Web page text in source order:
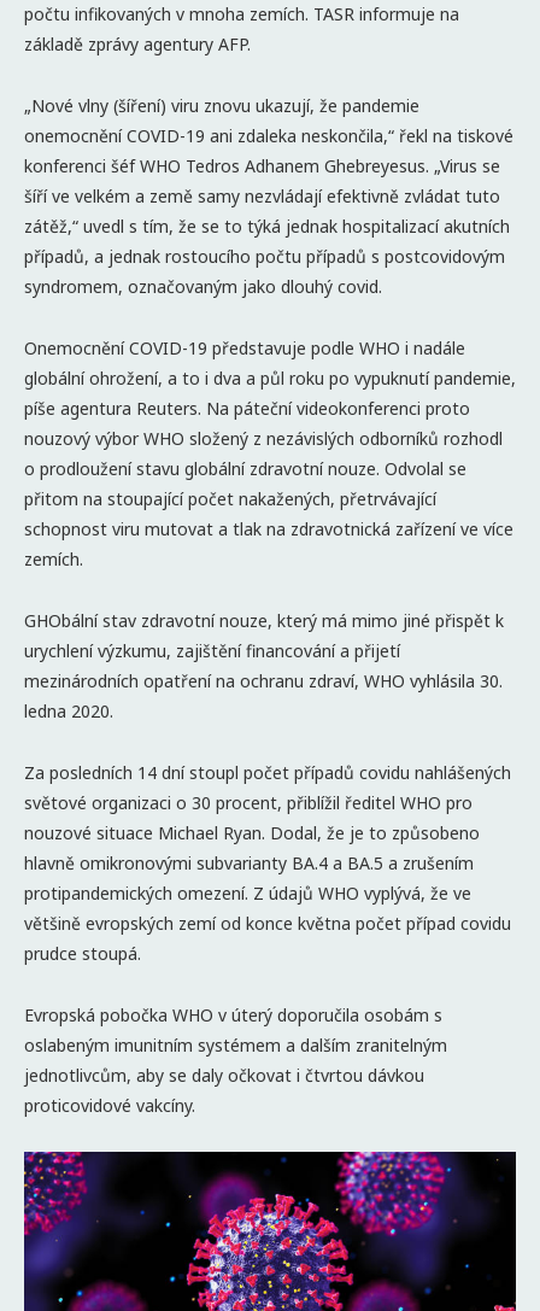
počtu infikovaných v mnoha zemích. TASR informuje na
základě zprávy agentury AFP.
„Nové vlny (šíření) viru znovu ukazují, že pandemie
onemocnění COVID-19 ani zdaleka neskončila,“ řekl na tiskové
konferenci šéf WHO Tedros Adhanem Ghebreyesus. „Virus se
šíří ve velkém a země samy nezvládají efektivně zvládat tuto
zátěž,“ uvedl s tím, že se to týká jednak hospitalizací akutních
případů, a jednak rostoucího počtu případů s postcovidovým
syndromem, označovaným jako dlouhý covid.
Onemocnění COVID-19 představuje podle WHO i nadále
globální ohrožení, a to i dva a půl roku po vypuknutí pandemie,
píše agentura Reuters. Na páteční videokonferenci proto
nouzový výbor WHO složený z nezávislých odborníků rozhodl
o prodloužení stavu globální zdravotní nouze. Odvolal se
přitom na stoupající počet nakažených, přetrvávající
schopnost viru mutovat a tlak na zdravotnická zařízení ve více
zemích.
GHObální stav zdravotní nouze, který má mimo jiné přispět k
urychlení výzkumu, zajištění financování a přijetí
mezinárodních opatření na ochranu zdraví, WHO vyhlásila 30.
ledna 2020.
Za posledních 14 dní stoupl počet případů covidu nahlášených
světové organizaci o 30 procent, přiblížil ředitel WHO pro
nouzové situace Michael Ryan. Dodal, že je to způsobeno
hlavně omikronovými subvarianty BA.4 a BA.5 a zrušením
protipandemických omezení. Z údajů WHO vyplývá, že ve
většině evropských zemí od konce května počet případ covidu
prudce stoupá.
Evropská pobočka WHO v úterý doporučila osobám s
oslabeným imunitním systémem a dalším zranitelným
jednotlivcům, aby se daly očkovat i čtvrtou dávkou
proticovidové vakcíny.